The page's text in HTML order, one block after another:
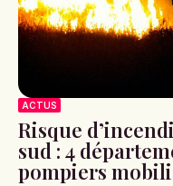
ACTUS
Risque
sud : 4
pompiers